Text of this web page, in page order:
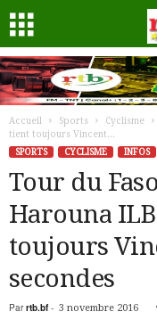
Accueil Sports Cyclisme
tient toujours Vincent...
SPORTS
CYCLISME INFOS
Tour du
Harouna
toujours
secondes
Par rtb.bf- 3 novembre 2016